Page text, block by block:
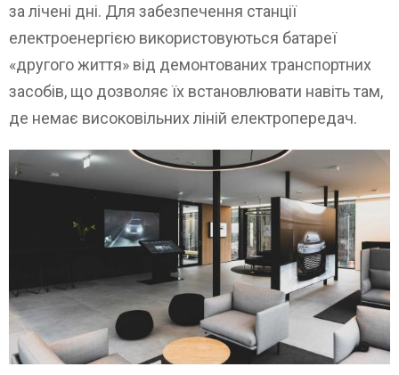
за лічені дні. Для забезпечення станції
електроенергією використовуються батареї
«другого життя» від демонтованих транспортних
засобів, що дозволяє їх встановлювати навіть там,
де немає високовільних ліній електропередач.